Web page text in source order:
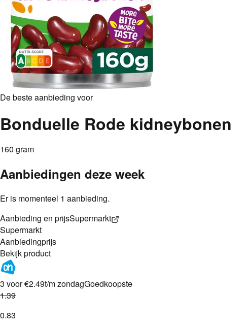
De beste aanbieding voor
Bonduelle Rode kidneybonen
160 gram
Aanbiedingen deze week
Er is momenteel 1 aanbieding.
Aanbieding en prijsSupermarkt
Supermarkt
Aanbiedingprijs
Bekijk product
3 voor €2.49t/m zondagGoedkoopste
1.39
0.83